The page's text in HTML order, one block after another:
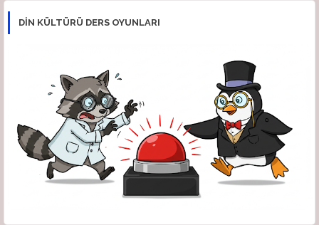
DİN KÜLTÜRÜ DERS OYUNLARI